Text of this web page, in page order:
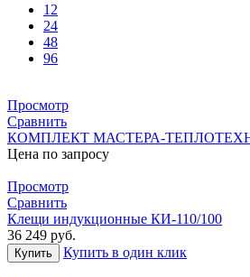
12
24
48
96
Просмотр
Сравнить
КОМПЛЕКТ МАСТЕРА-
Цена по запросу
Просмотр
Сравнить
Клещи индукционные КИ-110/100
36 249 руб.
Купить Купить в один клик